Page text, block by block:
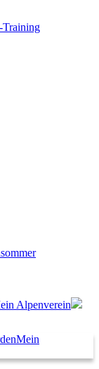
Training
Alpenverein
Mein